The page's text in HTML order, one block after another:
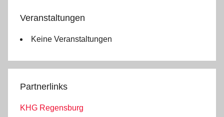
Veranstaltungen
Keine Veranstaltungen
Partnerlinks
KHG Regensburg